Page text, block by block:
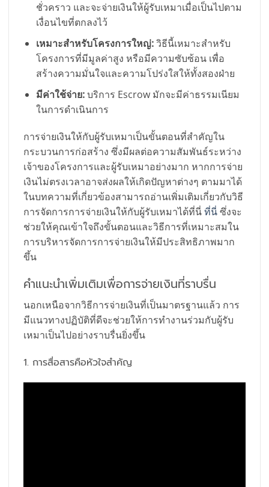
ชั่วคราว และจะจ่ายเงินให้ผู้รับเหมาเมื่อเป็นไปตาม
เงื่อนไขที่ตกลงไว้
เหมาะสำหรับโครงการใหญ่:วิธีนี้เหมาะสำหรับ
โครงการที่มีมูลค่าสูง หรือมีความซับซ้อน เพื่อ
สร้างความมั่นใจและความโปร่งใสให้ทั้งสองฝ่าย
มีค่าใช้จ่าย:บริการ Escrow มักจะมีค่าธรรมเนียม
ในการดำเนินการ
การจ่ายเงินให้กับผู้รับเหมาเป็นขั้นตอนที่สำคัญใน
กระบวนการก่อสร้าง ซึ่งมีผลต่อความสัมพันธ์ระหว่าง
เจ้าของโครงการและผู้รับเหมาอย่างมาก หากการจ่าย
เงินไม่ตรงเวลาอาจส่งผลให้เกิดปัญหาต่างๆ ตามมาได้
ในบทความที่เกี่ยวข้องสามารถอ่านเพิ่มเติมเกี่ยวกับวิธี
การจัดการการจ่ายเงินให้กับผู้รับเหมาได้ที่นี่ที่นี่ซึ่งจะ
ช่วยให้คุณเข้าใจถึงขั้นตอนและวิธีการที่เหมาะสมใน
การบริหารจัดการการจ่ายเงินให้มีประสิทธิภาพมาก
ขึ้น
คำแนะนำเพิ่มเติมเพื่อการจ่ายเงินที่ราบรื่น
นอกเหนือจากวิธีการจ่ายเงินที่เป็นมาตรฐานแล้ว การ
มีแนวทางปฏิบัติที่ดีจะช่วยให้การทำงานร่วมกับผู้รับ
เหมาเป็นไปอย่างราบรื่นยิ่งขึ้น
1. การสื่อสารคือหัวใจสำคัญ